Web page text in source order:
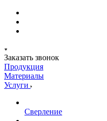
Заказать звонок
Продукция
Материалы
Услуги
Сверление